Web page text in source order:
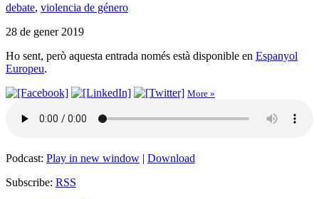
debate, violencia de género
28 de gener 2019
Ho sent, però aquesta entrada només està disponible en Espanyol
Europeu.
More »
Podcast: Play in new window | Download
Subscribe: RSS